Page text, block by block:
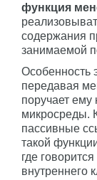
функция
содержания
занимаемой
Особенность
передавая
поручает ему
микросреды.
пассивные
такой
где
внутреннего